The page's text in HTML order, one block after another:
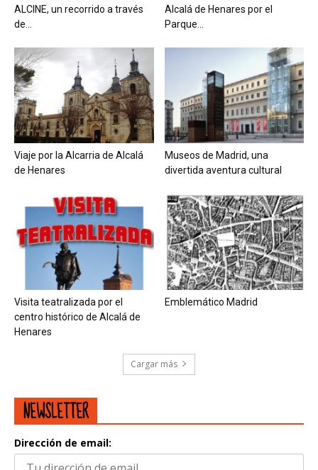
ALCINE, un recorrido a través
de...
Alcalá de Henares por el
Parque...
Viaje por la Alcarria de Alcalá
de Henares
Museos de Madrid, una
divertida aventura cultural
Visita teatralizada por el
centro histórico de Alcalá de
Henares
Emblemático Madrid
Cargar más
NEWSLETTER
Dirección de email: